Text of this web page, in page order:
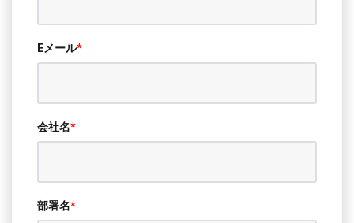
Eメール*
会社名*
部署名*